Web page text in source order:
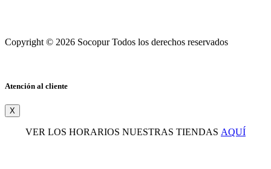
Copyright © 2026 Socopur Todos los derechos reservados
Atención al cliente
X
VER LOS HORARIOS NUESTRAS TIENDAS AQUÍ